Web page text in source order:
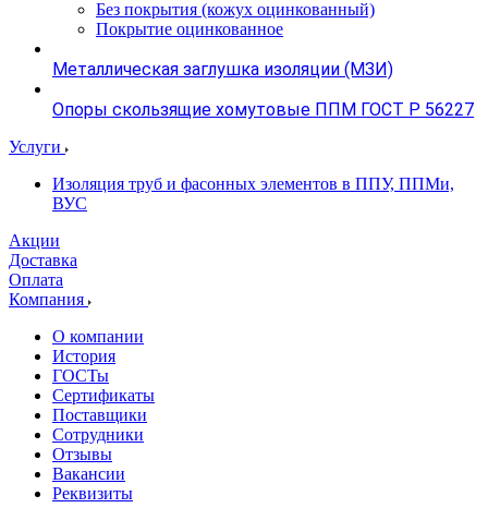
Без покрытия (кожух оцинкованный)
Покрытие оцинкованное
Металлическая заглушка изоляции (МЗИ)
Опоры скользящие хомутовые ППМ ГОСТ Р 56227
Услуги
Изоляция труб и фасонных элементов в ППУ, ППМи,
ВУС
Акции
Доставка
Оплата
Компания
О компании
История
ГОСТы
Сертификаты
Поставщики
Сотрудники
Отзывы
Вакансии
Реквизиты